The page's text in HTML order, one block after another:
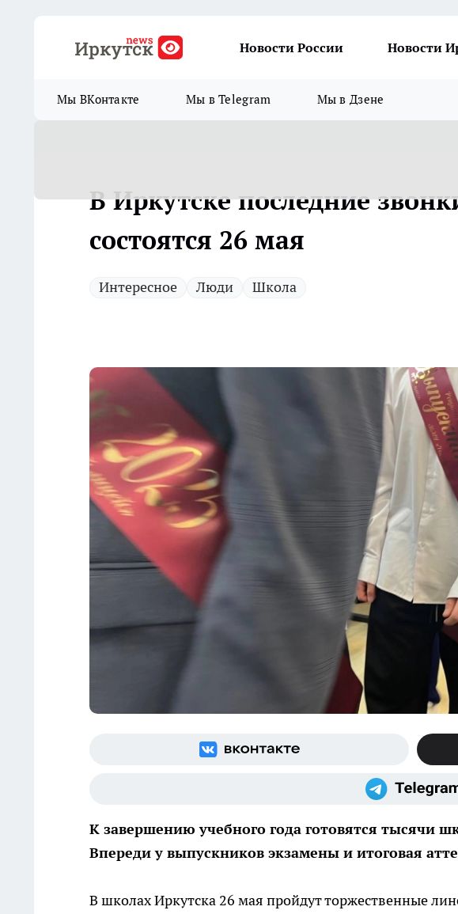
Новости России Новости
Мы ВКонтакте Мы в Telegram Мы в Дзене
В Иркутске последние
состоятся 26 мая
Интересное Люди Школа
К завершению учебного года готовятся тысячи
Впереди у выпускников экзамены и итоговая
В школах Иркутска 26 мая пройдут торжественные